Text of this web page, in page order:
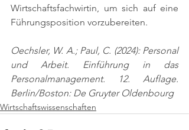
Wirtschaftsfachwirtin, um sich auf eine
Führungsposition vorzubereiten.
Oechsler, W. A.; Paul, C. (2024): Personal
und Arbeit. Einführung in das
Personalmanagement. 12. Auflage.
Berlin/Boston: De Gruyter Oldenbourg
Wirtschaftswissenschaften